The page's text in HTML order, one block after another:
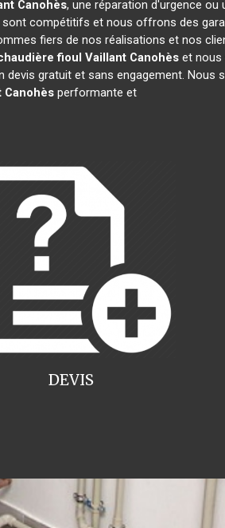
Canohès, une réparation d'urgence ou
compétitifs et nous offrons des
fiers de nos réalisations et nos
fioul Vaillant Canohès et nous
gratuit et sans engagement. Nous
Canohès performante et
DEVIS